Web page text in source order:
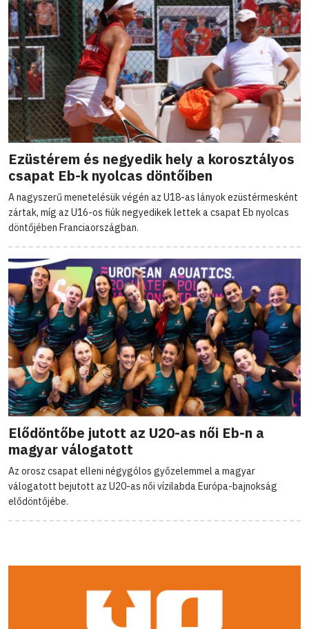
Ezüstérem és negyedik hely a korosztályos
csapat Eb-k nyolcas döntőiben
A nagyszerű menetelésük végén az U18-as lányok ezüstérmesként
zártak, míg az U16-os fiúk negyedikek lettek a csapat Eb nyolcas
döntőjében Franciaországban.
Elődöntőbe jutott az U20-as női Eb-n a
magyar válogatott
Az orosz csapat elleni négygólos győzelemmel a magyar
válogatott bejutott az U20-as női vízilabda Európa-bajnokság
elődöntőjébe.